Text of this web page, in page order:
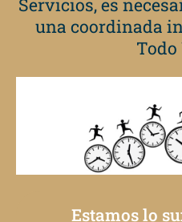
Servicios, es
una coordinada
Todo
Estamos lo